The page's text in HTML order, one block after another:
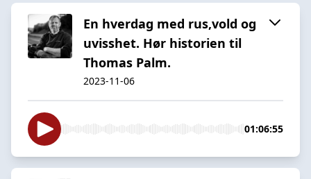
En hverdag med rus,vold og
uvisshet. Hør historien til
Thomas Palm.
2023-11-06
01:06:55